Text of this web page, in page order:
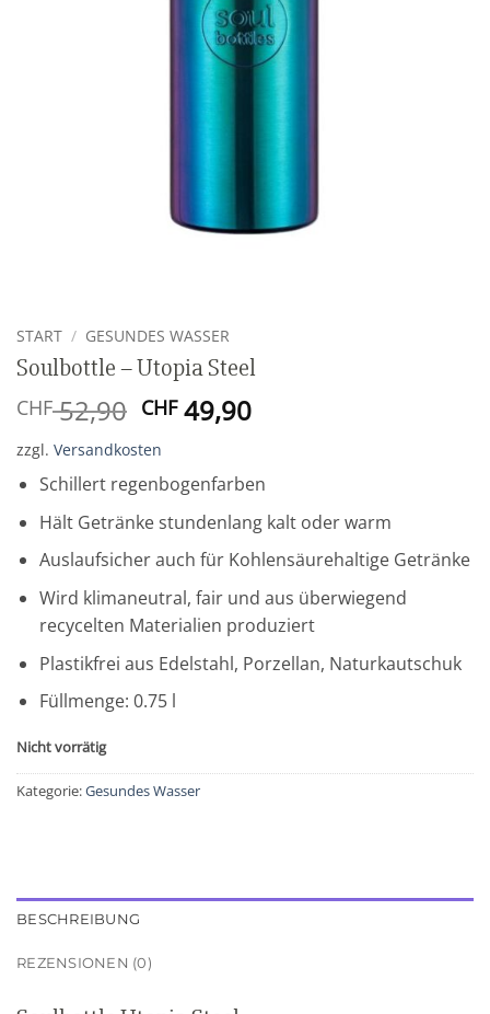
START / GESUNDES WASSER
Soulbottle – Utopia Steel
CHF52,90 Ursprünglicher
Preis
war:
CHF 52,90
CHF49,90Aktueller
CHF 49,90.
zzgl. Versandkosten
Schillert regenbogenfarben
Hält Getränke stundenlang kalt oder warm
Auslaufsicher auch für Kohlensäurehaltige Getränke
Wird klimaneutral, fair und aus überwiegend
recycelten Materialien produziert
Plastikfrei aus Edelstahl, Porzellan, Naturkautschuk
Füllmenge: 0.75 l
Nicht vorrätig
Kategorie:Gesundes Wasser
BESCHREIBUNG
REZENSIONEN (0)